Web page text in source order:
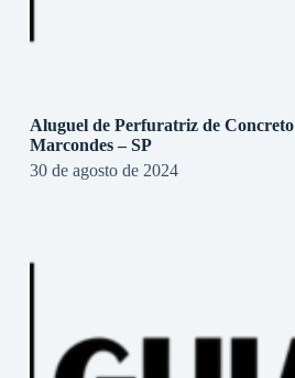
Aluguel de Perfuratriz de
Marcondes – SP
30 de agosto de 2024